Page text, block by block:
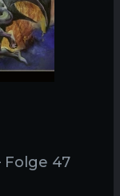
Folge 47